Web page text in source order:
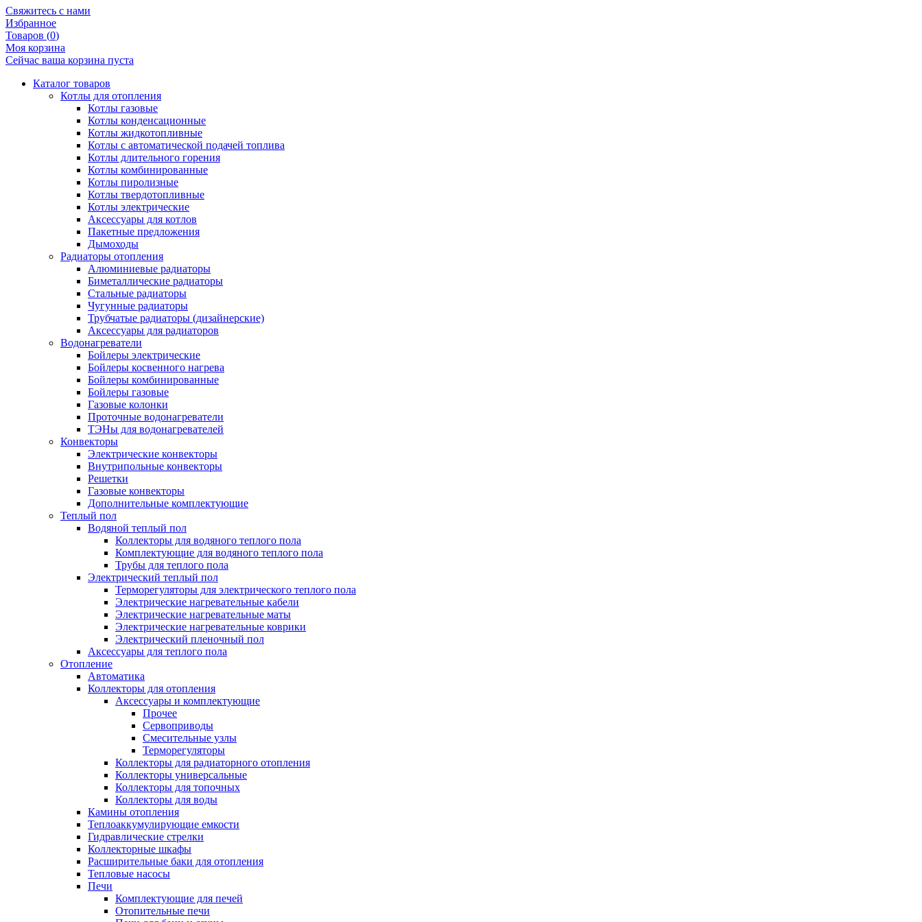
Свяжитесь с нами
Избранное
Товаров (0)
Моя корзина
Сейчас ваша корзина пуста
Каталог товаров
Котлы для отопления
Котлы газовые
Котлы конденсационные
Котлы жидкотопливные
Котлы с автоматической подачей топлива
Котлы длительного горения
Котлы комбинированные
Котлы пиролизные
Котлы твердотопливные
Котлы электрические
Аксессуары для котлов
Пакетные предложения
Дымоходы
Радиаторы отопления
Алюминиевые радиаторы
Биметаллические радиаторы
Стальные радиаторы
Чугунные радиаторы
Трубчатые радиаторы (дизайнерские)
Аксессуары для радиаторов
Водонагреватели
Бойлеры электрические
Бойлеры косвенного нагрева
Бойлеры комбинированные
Бойлеры газовые
Газовые колонки
Проточные водонагреватели
ТЭНы для водонагревателей
Конвекторы
Электрические конвекторы
Внутрипольные конвекторы
Решетки
Газовые конвекторы
Дополнительные комплектующие
Теплый пол
Водяной теплый пол
Коллекторы для водяного теплого пола
Комплектующие для водяного теплого пола
Трубы для теплого пола
Электрический теплый пол
Терморегуляторы для электрического теплого пола
Электрические нагревательные кабели
Электрические нагревательные маты
Электрические нагревательные коврики
Электрический пленочный пол
Аксессуары для теплого пола
Отопление
Автоматика
Коллекторы для отопления
Аксессуары и комплектующие
Прочее
Сервоприводы
Смесительные узлы
Терморегуляторы
Коллекторы для радиаторного отопления
Коллекторы универсальные
Коллекторы для топочных
Коллекторы для воды
Камины отопления
Теплоаккумулирующие емкости
Гидравлические стрелки
Коллекторные шкафы
Расширительные баки для отопления
Тепловые насосы
Печи
Комплектующие для печей
Отопительные печи